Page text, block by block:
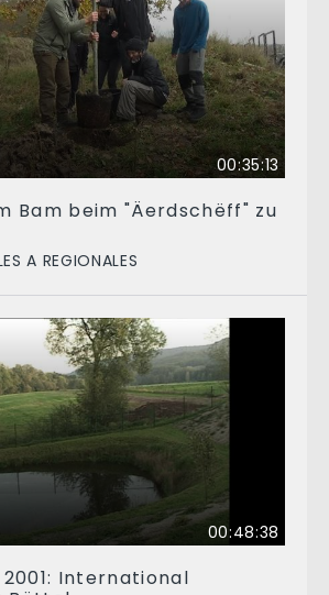
00:35:13
Bam beim "Äerdschëff" zu
A REGIONALES
00:48:38
2001: International